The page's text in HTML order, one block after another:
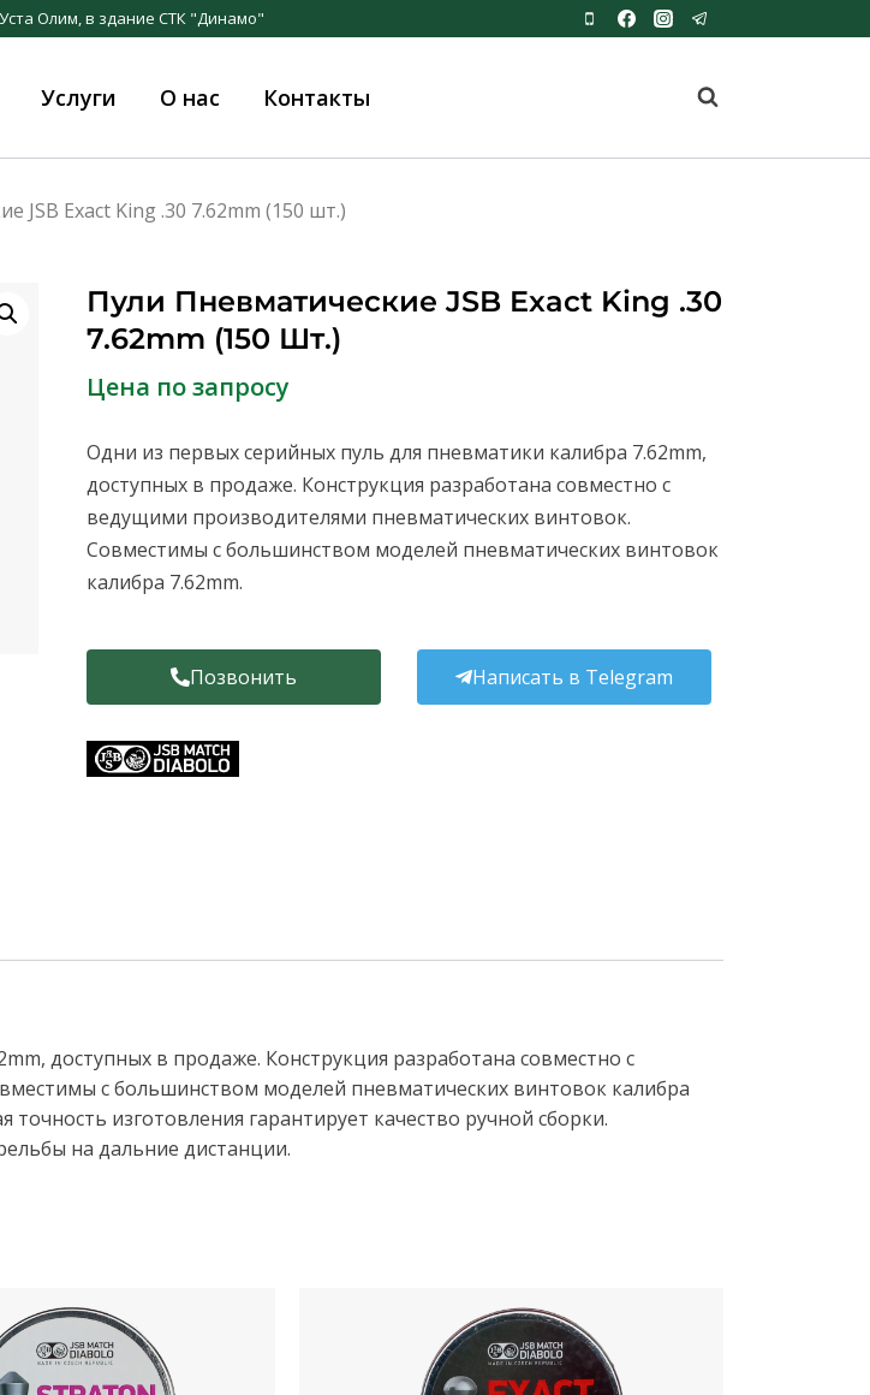
Олим, в здание СТК "Динамо"
Услуги О нас Контакты
JSB Exact King .30 7.62mm (150 шт.)
Пули Пневматические JSB Exact King .30
7.62mm (150 Шт.)
Цена по запросу
Одни из первых серийных пуль для пневматики калибра 7.62mm,
доступных в продаже. Конструкция разработана совместно с
ведущими производителями пневматических винтовок.
Совместимы с большинством моделей пневматических винтовок
калибра 7.62mm.
Позвонить Написать в Telegram
доступных в продаже. Конструкция разработана совместно с
с большинством моделей пневматических винтовок калибра
изготовления гарантирует качество ручной сборки.
на дальние дистанции.